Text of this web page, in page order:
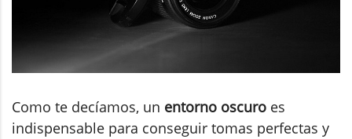
Como te decíamos, un entorno oscuro es
indispensable para conseguir tomas perfectas y